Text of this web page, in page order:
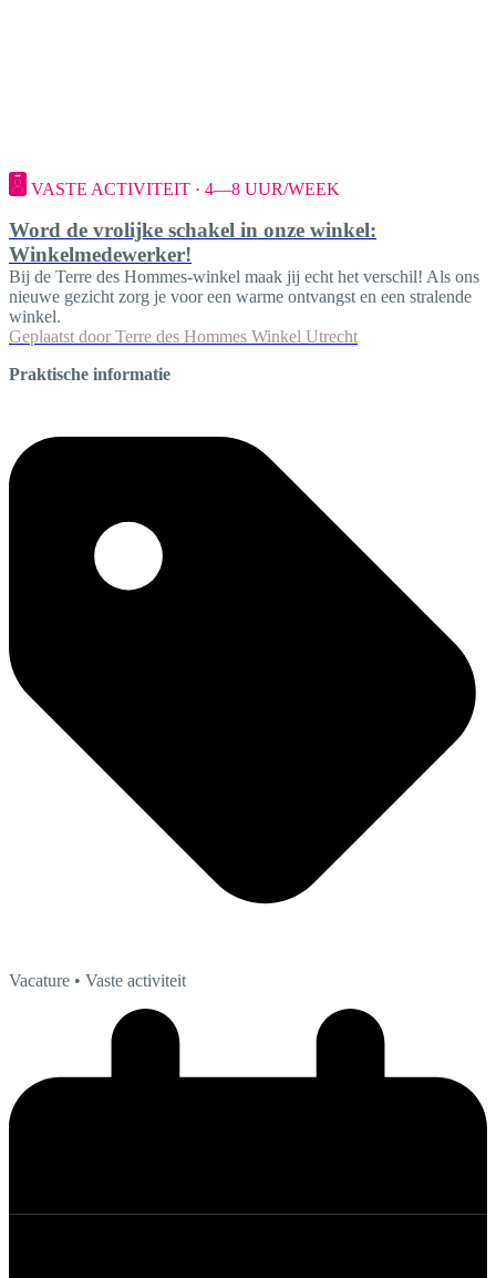
VASTE ACTIVITEIT · 4—8 UUR/WEEK
Word de vrolijke schakel in onze winkel:
Winkelmedewerker!
Bij de Terre des Hommes-winkel maak jij echt het verschil! Als ons
nieuwe gezicht zorg je voor een warme ontvangst en een stralende
winkel.
Geplaatst door Terre des Hommes Winkel Utrecht
Praktische informatie
Vacature • Vaste activiteit